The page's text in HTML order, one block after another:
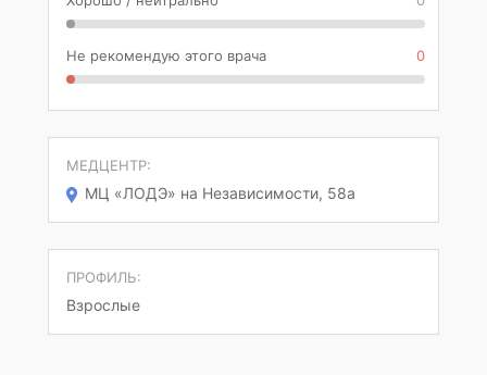
Не рекомендую этого врача 0
МЕДЦЕНТР:
МЦ «ЛОДЭ» на Независимости, 58а
ПРОФИЛЬ:
Взрослые